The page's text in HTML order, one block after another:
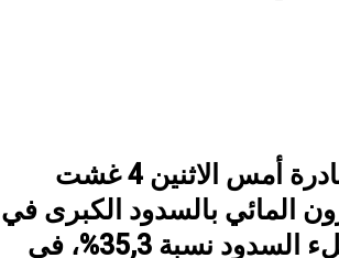
أظهرت المعطيات الرسمية الصادرة أمس الاثنين 4 غشت
المائي بالسدود الكبرى في
المغرب، حيث لم تتجاوز نسبة ملء السدود نسبة 35,3%، في